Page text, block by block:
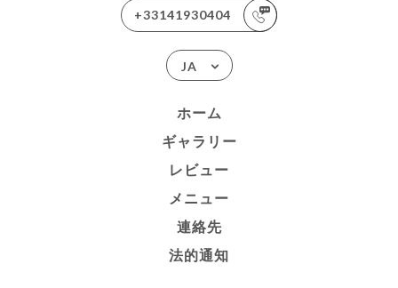
+33141930404
JA
ホーム
ギャラリー
レビュー
メニュー
連絡先
法的通知